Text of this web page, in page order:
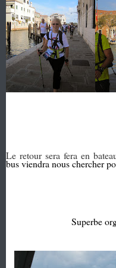
Le retour sera fera en
bus viendra nous chercher
Superbe